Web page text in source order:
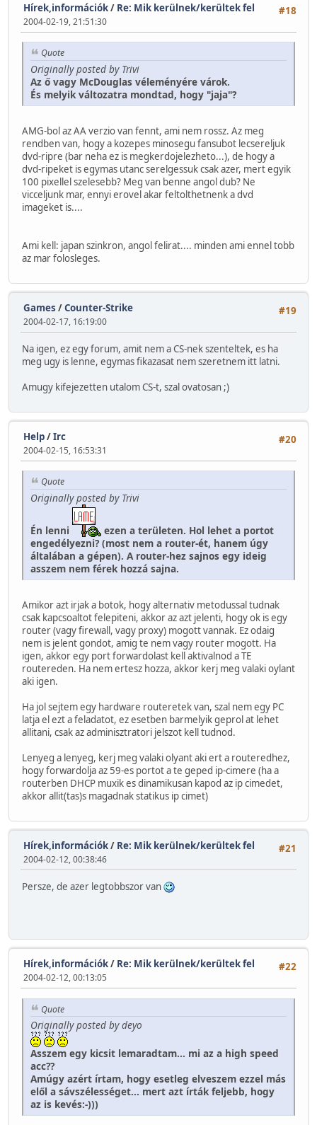
#18
Hírek,információk/ Re: Mik kerülnek/kerültek fel
2004-02-19, 21:51:30
Quote
Originally posted by Trivi
Az ő vagy McDouglas véleményére várok.
És melyik változatra mondtad, hogy "jaja"?
AMG-bol az AA verzio van fennt, ami nem rossz. Az meg
rendben van, hogy a kozepes minosegu fansubot lecsereljuk
dvd-ripre (bar neha ez is megkerdojelezheto...), de hogy a
dvd-ripeket is egymas utanc serelgessuk csak azer, mert egyik
100 pixellel szelesebb? Meg van benne angol dub? Ne
vicceljunk mar, ennyi erovel akar feltolthetnenk a dvd
imageket is....
Ami kell: japan szinkron, angol felirat.... minden ami ennel tobb
az mar folosleges.
#19
Games /Counter-Strike
2004-02-17, 16:19:00
Na igen, ez egy forum, amit nem a CS-nek szenteltek, es ha
meg ugy is lenne, egymas fikazasat nem szeretnem itt latni.
Amugy kifejezetten utalom CS-t, szal ovatosan ;)
#20
Help/Irc
2004-02-15, 16:53:31
Quote
Originally posted by Trivi
Én lenni
ezen a területen. Hol lehet a portot
engedélyezni? (most nem a router-ét, hanem úgy
általában a gépen). A router-hez sajnos egy ideig
asszem nem férek hozzá sajna.
Amikor azt irjak a botok, hogy alternativ metodussal tudnak
csak kapcsoaltot felepiteni, akkor az azt jelenti, hogy ok is egy
router (vagy firewall, vagy proxy) mogott vannak. Ez odaig
nem is jelent gondot, amig te nem vagy router mogott. Ha
igen, akkor egy port forwardolast kell aktivalnod a TE
routereden. Ha nem ertesz hozza, akkor kerj meg valaki oylant
aki igen.
Ha jol sejtem egy hardware routeretek van, szal nem egy PC
latja el ezt a feladatot, ez esetben barmelyik geprol at lehet
allitani, csak az adminisztratori jelszot kell tudnod.
Lenyeg a lenyeg, kerj meg valaki olyant aki ert a routeredhez,
hogy forwardolja az 59-es portot a te geped ip-cimere (ha a
routerben DHCP muxik es dinamikusan kapod az ip cimedet,
akkor allit(tas)s magadnak statikus ip cimet)
#21
Hírek,információk/ Re: Mik kerülnek/kerültek fel
2004-02-12, 00:38:46
Persze, de azer legtobbszor van
#22
Hírek,információk/ Re: Mik kerülnek/kerültek fel
2004-02-12, 00:13:05
Quote
Originally posted by deyo
Asszem egy kicsit lemaradtam... mi az a high speed
acc??
Amúgy azért írtam, hogy esetleg elveszem ezzel más
elől a sávszélességet... mert azt írták feljebb, hogy
az is kevés:-)))